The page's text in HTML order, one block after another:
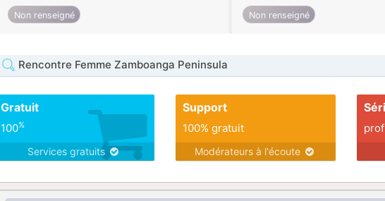
Non renseigné Non renseigné
Rencontre Femme Zamboanga Peninsula
Gratuit
100%
Services gratuits
Support
100% gratuit
Modérateurs à l'écoute